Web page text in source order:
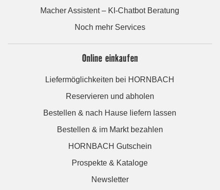
Macher Assistent – KI-Chatbot Beratung
Noch mehr Services
Online einkaufen
Liefermöglichkeiten bei HORNBACH
Reservieren und abholen
Bestellen & nach Hause liefern lassen
Bestellen & im Markt bezahlen
HORNBACH Gutschein
Prospekte & Kataloge
Newsletter